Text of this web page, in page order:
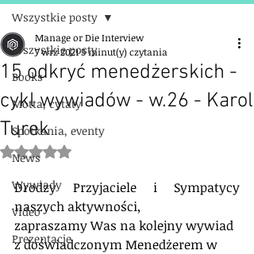
Wszystkie posty
Books
Motta, cytaty
Spotkania, eventy
News
Wywiady
Video
Prezentacje
Wszystkie posty
15 odkryć menedżerskich -
cykl wywiadów - w.26 - Karol
Turek
Manage or Die Interview
7 wrz 20215 minut(y) czytania
Oceniono na NaN z 5 gwiazdek.
Drodzy Przyjaciele i Sympatycy
naszych aktywności,
zapraszamy Was na kolejny wywiad
z doświadczonym Menedżerem w